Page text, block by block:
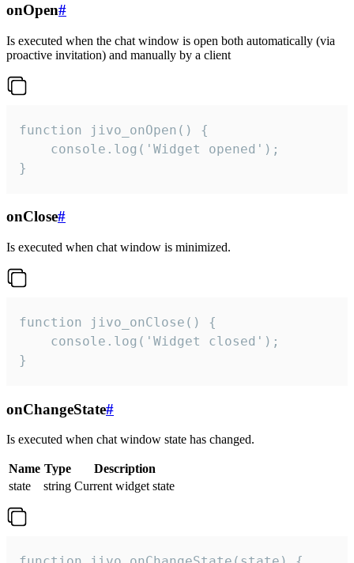
onOpen#
Is executed when the chat window is open both automatically (via
proactive invitation) and manually by a client
function jivo_onOpen() {
    console.log('Widget opened');
}
onClose#
Is executed when chat window is minimized.
function jivo_onClose() {
    console.log('Widget closed');
}
onChangeState#
Is executed when chat window state has changed.
Name Type
Description
state
string Current widget state